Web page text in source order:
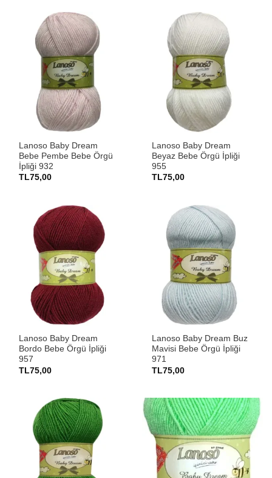
Lanoso Baby Dream
Bebe Pembe Bebe Örgü
İpliği 932
TL75,00
Lanoso Baby Dream
Beyaz Bebe Örgü İpliği
955
TL75,00
Lanoso Baby Dream
Bordo Bebe Örgü İpliği
957
TL75,00
Lanoso Baby Dream Buz
Mavisi Bebe Örgü İpliği
971
TL75,00